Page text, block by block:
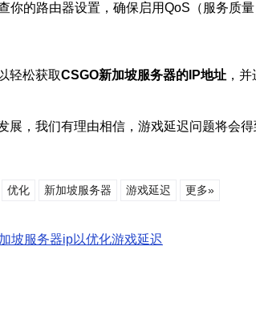
你的路由器设置，确保启用QoS（服务质
轻松获取CSGO新加坡服务器的IP地址 ，
展，我们有理由相信，游戏延迟问题将会
优化 新加坡服务器 游戏延迟 更多»
坡服务器ip以优化游戏延迟